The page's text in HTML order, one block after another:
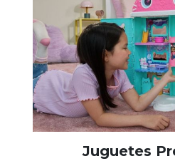
Juguetes